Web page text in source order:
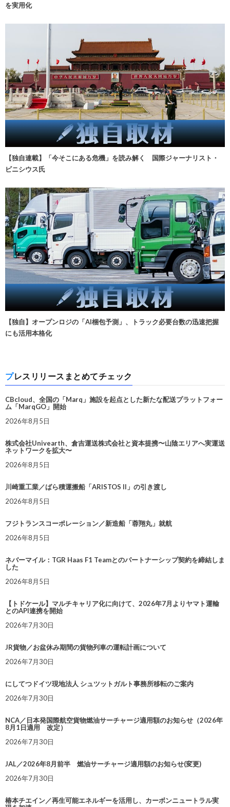
を実用化
【独自連載】「今そこにある危機」を読み解く 国際ジャーナリスト・
ビニシウス氏
【独自】オープンロジの「AI梱包予測」、トラック必要台数の迅速把握
にも活用本格化
プレスリリースまとめてチェック
CBcloud、全国の「Marq」施設を起点とした新たな配送プラットフォー
ム「MarqGO」開始
2026年8月5日
株式会社Univearth、倉吉運送株式会社と資本提携〜山陰エリアへ実運送
ネットワークを拡大〜
2026年8月5日
川崎重工業／ばら積運搬船「ARISTOS II」の引き渡し
2026年8月5日
フジトランスコーポレーション／新造船「蓉翔丸」就航
2026年8月5日
ネバーマイル：TGR Haas F1 Teamとのパートナーシップ契約を締結しま
した
2026年8月5日
【トドケール】マルチキャリア化に向けて、2026年7月よりヤマト運輸
とのAPI連携を開始
2026年7月30日
JR貨物／お盆休み期間の貨物列車の運転計画について
2026年7月30日
にしてつドイツ現地法人 シュツットガルト事務所移転のご案内
2026年7月30日
NCA／日本発国際航空貨物燃油サーチャージ適用額のお知らせ（2026年
8月1日適用 改定）
2026年7月30日
JAL／2026年8月前半 燃油サーチャージ適用額のお知らせ(変更)
2026年7月30日
椿本チエイン／再生可能エネルギーを活用し、カーボンニュートラル実